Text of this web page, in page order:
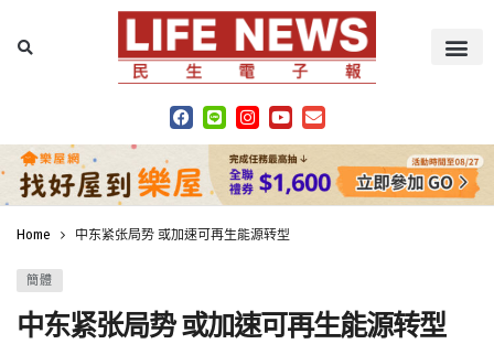
Home 中东紧张局势 或加速可再生能源转型
簡體
中东紧张局势 或加速可再生能源转型